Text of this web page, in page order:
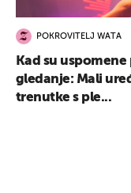
POKROVITELJ WATA
Kad su
gledanje: Mali
trenutke s ple...